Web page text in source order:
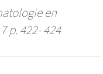
en
p. 422- 424